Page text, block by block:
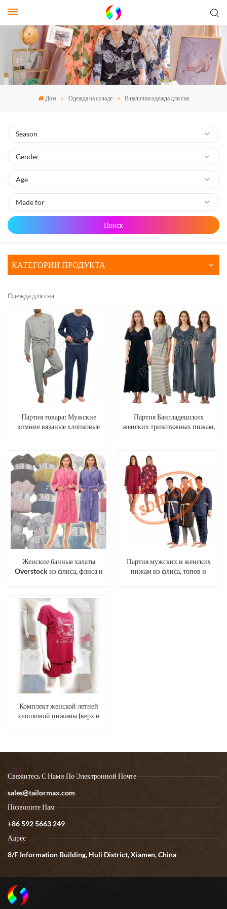
Дом Одежда на складе В наличии одежда для сна
Поиск
КАТЕГОРИИ ПРОДУКТА
Одежда для сна
Партия товара: Мужские
зимние вязаные хлопковые
Партия Бангладешских
женских трикотажных пижам,
Женские банные халаты
Overstock из флиса, флиса и
комбинированных тканей и
цветов.
Партия мужских и женских
пижам из флиса, топов и
Комплект женской летней
хлопковой пижамы (верх и
Свяжитесь С Нами По Электронной Почте
sales@tailormax.com
Позвоните Нам
+86 592 5663 249
Адрес
8/F Information Building, Huli District, Xiamen, China